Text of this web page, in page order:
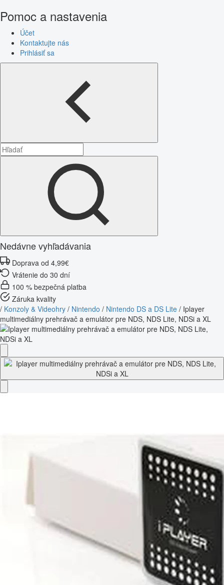
Pomoc a nastavenia
Účet
Kontaktujte nás
Prihlásiť sa
Nedávne vyhľadávania
Doprava od 4,99€
Vrátenie do 30 dní
100 % bezpečná platba
Záruka kvality
/ Konzoly & Videohry / Nintendo / Nintendo DS a DS Lite / Iplayer
multimediálny prehrávač a emulátor pre NDS, NDS Lite, NDSi a XL